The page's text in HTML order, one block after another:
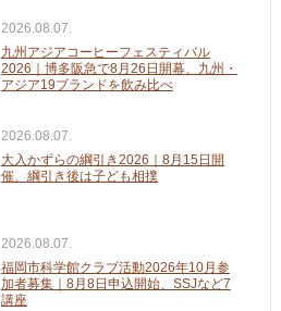
2026.08.07.
九州アジアコーヒーフェスティバル
2026｜博多阪急で8月26日開幕、九州・
アジア19ブランドを飲み比べ
2026.08.07.
大入かずらの綱引き2026｜8月15日開
催、綱引き後は子ども相撲
2026.08.07.
福岡市科学館クラブ活動2026年10月参
加者募集｜8月8日申込開始、SSJなど7
講座